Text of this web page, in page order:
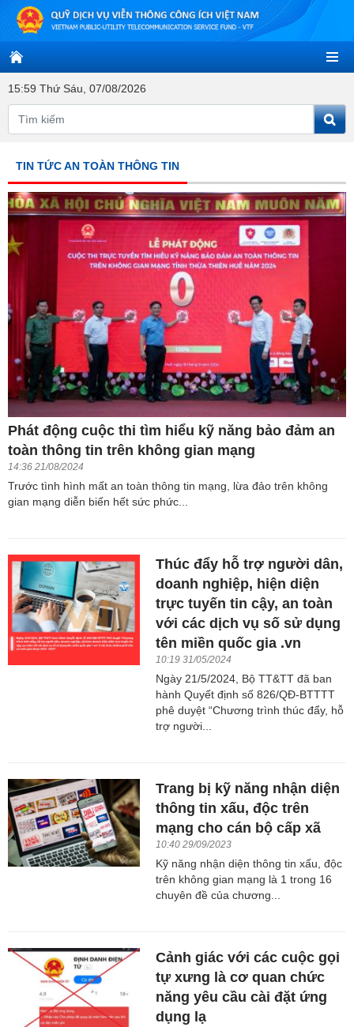
15:59 Thứ Sáu, 07/08/2026
TIN TỨC AN TOÀN THÔNG TIN
Phát động cuộc thi tìm hiểu kỹ năng bảo đảm an
toàn thông tin trên không gian mạng
14:36 21/08/2024
Trước tình hình mất an toàn thông tin mạng, lừa đảo trên không
gian mạng diễn biến hết sức phức...
Thúc đẩy hỗ trợ người dân,
doanh nghiệp, hiện diện
trực tuyến tin cậy, an toàn
với các dịch vụ số sử dụng
tên miền quốc gia .vn
10:19 31/05/2024
Ngày 21/5/2024, Bộ TT&TT đã ban
hành Quyết định số 826/QĐ-BTTTT
phê duyệt “Chương trình thúc đẩy, hỗ
trợ người...
Trang bị kỹ năng nhận diện
thông tin xấu, độc trên
mạng cho cán bộ cấp xã
10:40 29/09/2023
Kỹ năng nhận diện thông tin xấu, độc
trên không gian mạng là 1 trong 16
chuyên đề của chương...
Cảnh giác với các cuộc gọi
tự xưng là cơ quan chức
năng yêu cầu cài đặt ứng
dụng lạ